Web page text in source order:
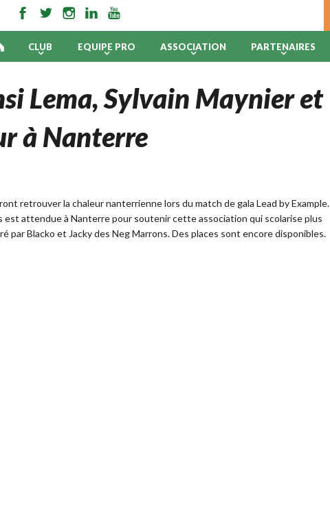
CLUB EQUIPE PRO ASSOCIATION PARTENAIRES
Lema, Sylvain Maynier et
à Nanterre
retrouver la chaleur nanterrienne lors du match de gala Lead by Example.
est attendue à Nanterre pour soutenir cette association qui scolarise plus
par Blacko et Jacky des Neg Marrons. Des places sont encore disponibles.